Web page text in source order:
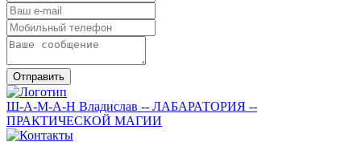
Отправить
Ш-А-М-А-Н Владислав -- ЛАБАРАТОРИЯ --
ПРАКТИЧЕСКОЙ МАГИИ